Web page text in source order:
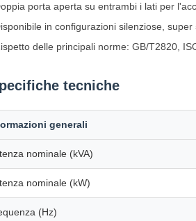
porta aperta su entrambi i lati per
in configurazioni silenziose,
delle principali norme: GB/T2820,
tecniche
generali
nominale (kVA)
nominale (kW)
(Hz)